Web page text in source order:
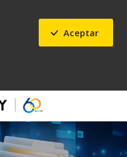
Aceptar